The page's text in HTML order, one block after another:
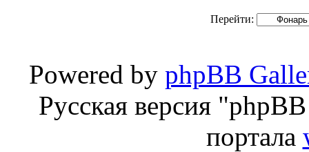
Перейти:
Powered by phpBB
Русская версия
портала